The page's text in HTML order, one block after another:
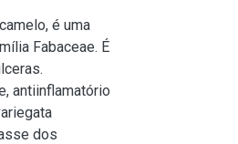
é uma
Fabaceae. É
antiinflamatório
dos